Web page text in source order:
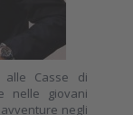
alle Casse di
nelle giovani
negli